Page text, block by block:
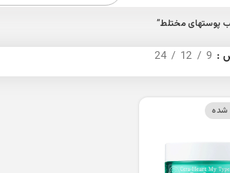
پوستهای مختلط”
9
12
24
شده